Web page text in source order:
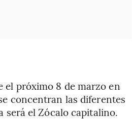
el próximo 8 de marzo en
concentran las diferentes
será el Zócalo capitalino.